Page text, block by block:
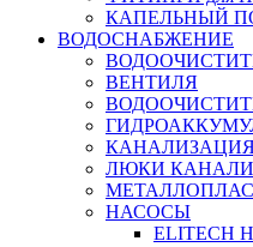
КАПЕЛЬНЫЙ
ВОДОСНАБЖЕНИЕ
ВЕНТИЛЯ
ЛЮКИ
НАСОСЫ
ELITECH